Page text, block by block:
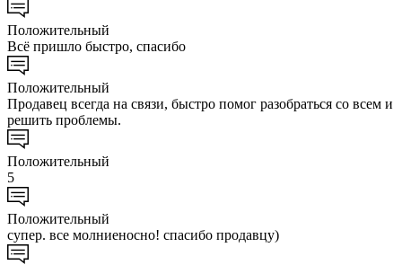
Положительный
Всё пришло быстро, спасибо
Положительный
Продавец всегда на связи, быстро помог разобраться со всем и
решить проблемы.
Положительный
5
Положительный
супер. все молниеносно! спасибо продавцу)